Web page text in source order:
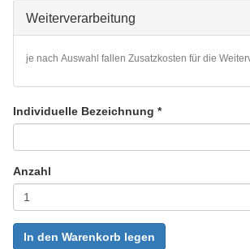
Weiterverarbeitung
je nach Auswahl fallen Zusatzkosten für die
Individuelle Bezeichnung *
Anzahl
In den Warenkorb legen